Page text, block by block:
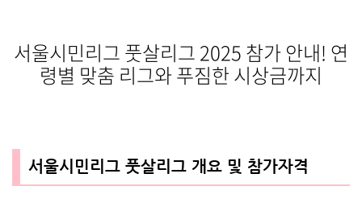
서울시민리그 풋살리그 2025 참가 안내! 연
령별 맞춤 리그와 푸짐한 시상금까지
서울시민리그 풋살리그 개요 및 참가자격